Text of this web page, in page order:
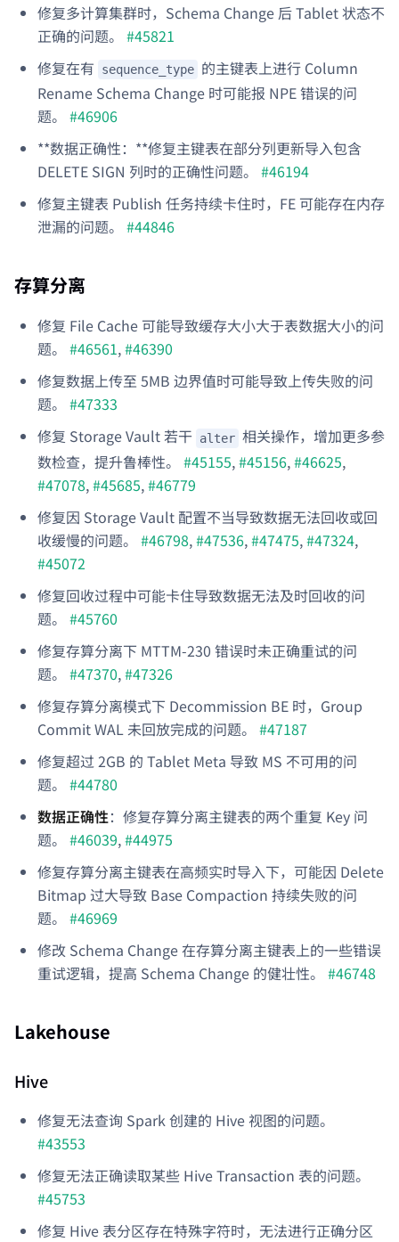
修复多计算集群时，Schema Change 后 Tablet 状态不
正确的问题。 #45821
修复在有
sequence_type 的主键表上进行 Column
Rename Schema Change 时可能报 NPE 错误的问
题。 #46906
**数据正确性：**修复主键表在部分列更新导入包含
DELETE SIGN 列时的正确性问题。 #46194
修复主键表 Publish 任务持续卡住时，FE 可能存在内存
泄漏的问题。 #44846
存算分离
修复 File Cache 可能导致缓存大小大于表数据大小的问
题。 #46561,#46390
修复数据上传至 5MB 边界值时可能导致上传失败的问
题。 #47333
修复 Storage Vault 若干 alter 相关操作，增加更多参
数检查，提升鲁棒性。 #45155,#45156,#46625,
#47078,#45685,#46779
修复因 Storage Vault 配置不当导致数据无法回收或回
收缓慢的问题。 #46798,#47536,#47475,#47324,
#45072
修复回收过程中可能卡住导致数据无法及时回收的问
题。 #45760
修复存算分离下 MTTM-230 错误时未正确重试的问
题。 #47370,#47326
修复存算分离模式下 Decommission BE 时，Group
Commit WAL 未回放完成的问题。 #47187
修复超过 2GB 的 Tablet Meta 导致 MS 不可用的问
题。 #44780
数据正确性：修复存算分离主键表的两个重复 Key 问
题。 #46039,#44975
修复存算分离主键表在高频实时导入下，可能因 Delete
Bitmap 过大导致 Base Compaction 持续失败的问
题。 #46969
修改 Schema Change 在存算分离主键表上的一些错误
重试逻辑，提高 Schema Change 的健壮性。 #46748
Lakehouse
Hive
修复无法查询 Spark 创建的 Hive 视图的问题。
#43553
修复无法正确读取某些 Hive Transaction 表的问题。
#45753
修复 Hive 表分区存在特殊字符时，无法进行正确分区